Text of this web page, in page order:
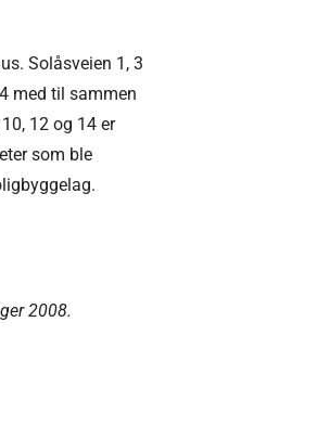
Solåsveien 1, 3
med til sammen
12 og 14 er
som ble
2008.